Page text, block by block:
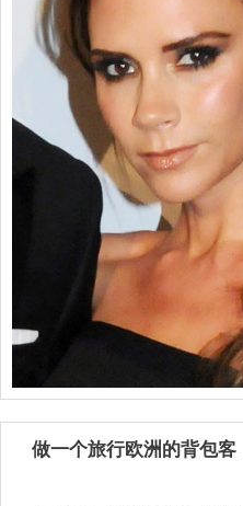
做一个旅行欧洲的背包客